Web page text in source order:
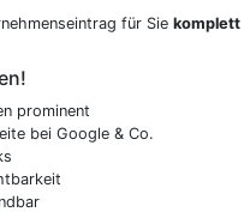
27
für Sie komplett
prominent
bei Google & Co.